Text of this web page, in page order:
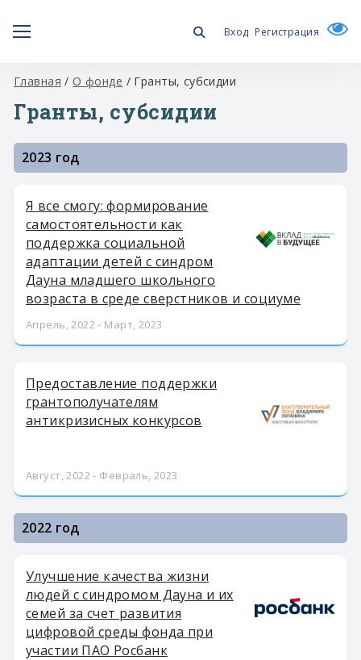
Вход Регистрация
Главная / О фонде / Гранты, субсидии
Гранты, субсидии
2023 год
Я все смогу: формирование
самостоятельности как
поддержка социальной
адаптации детей с синдром
Дауна младшего школьного
возраста в среде сверстников и социуме
Апрель, 2022 - Март, 2023
Предоставление поддержки
грантополучателям
антикризисных конкурсов
Август, 2022 - Февраль, 2023
2022 год
Улучшение качества жизни
людей с синдромом Дауна и их
семей за счет развития
цифровой среды фонда при
участии ПАО Росбанк